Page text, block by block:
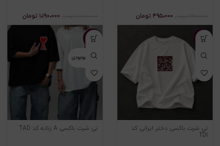
۴۹۵،۰۰۰ تومان ۱،۱۹۰،۰۰۰ تومان
-۲۳%
تی شرت باکسی دختر ایرانی کد
TDI
-۲۳%
اتمام موجودی
تی شرت باکسی A زنانه کد TAD